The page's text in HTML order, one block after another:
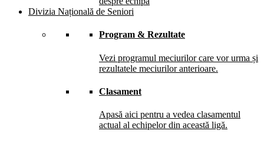
Divizia Națională de Seniori
Program & Rezultate
Vezi programul meciurilor care vor urma și
rezultatele meciurilor anterioare.
Clasament
Apasă aici pentru a vedea clasamentul
actual al echipelor din această ligă.